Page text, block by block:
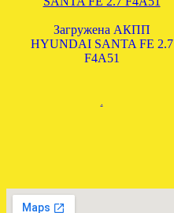
Загружена АКПП
HYUNDAI SANTA FE 2.7
F4A51
.